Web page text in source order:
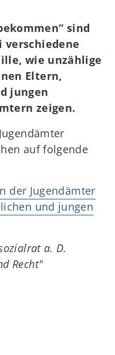
sind
verschiedene
wie unzählige
Eltern,
jungen
zeigen.
auf folgende
der Jugendämter
und jungen
a. D.
Recht"